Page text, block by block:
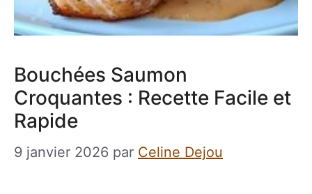
Bouchées Saumon
Croquantes : Recette Facile et
Rapide
9 janvier 2026 par Celine Dejou